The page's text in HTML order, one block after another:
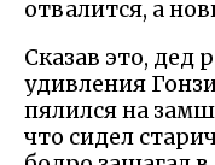
отвалится, а
Сказав это, дед
удивления
пялился на
что сидел